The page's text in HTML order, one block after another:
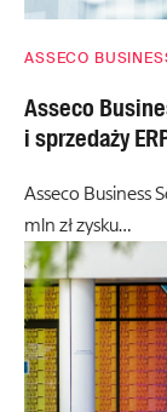
ASSECO
Asseco
i sprzedaży
Asseco Business
mln zł zysku…